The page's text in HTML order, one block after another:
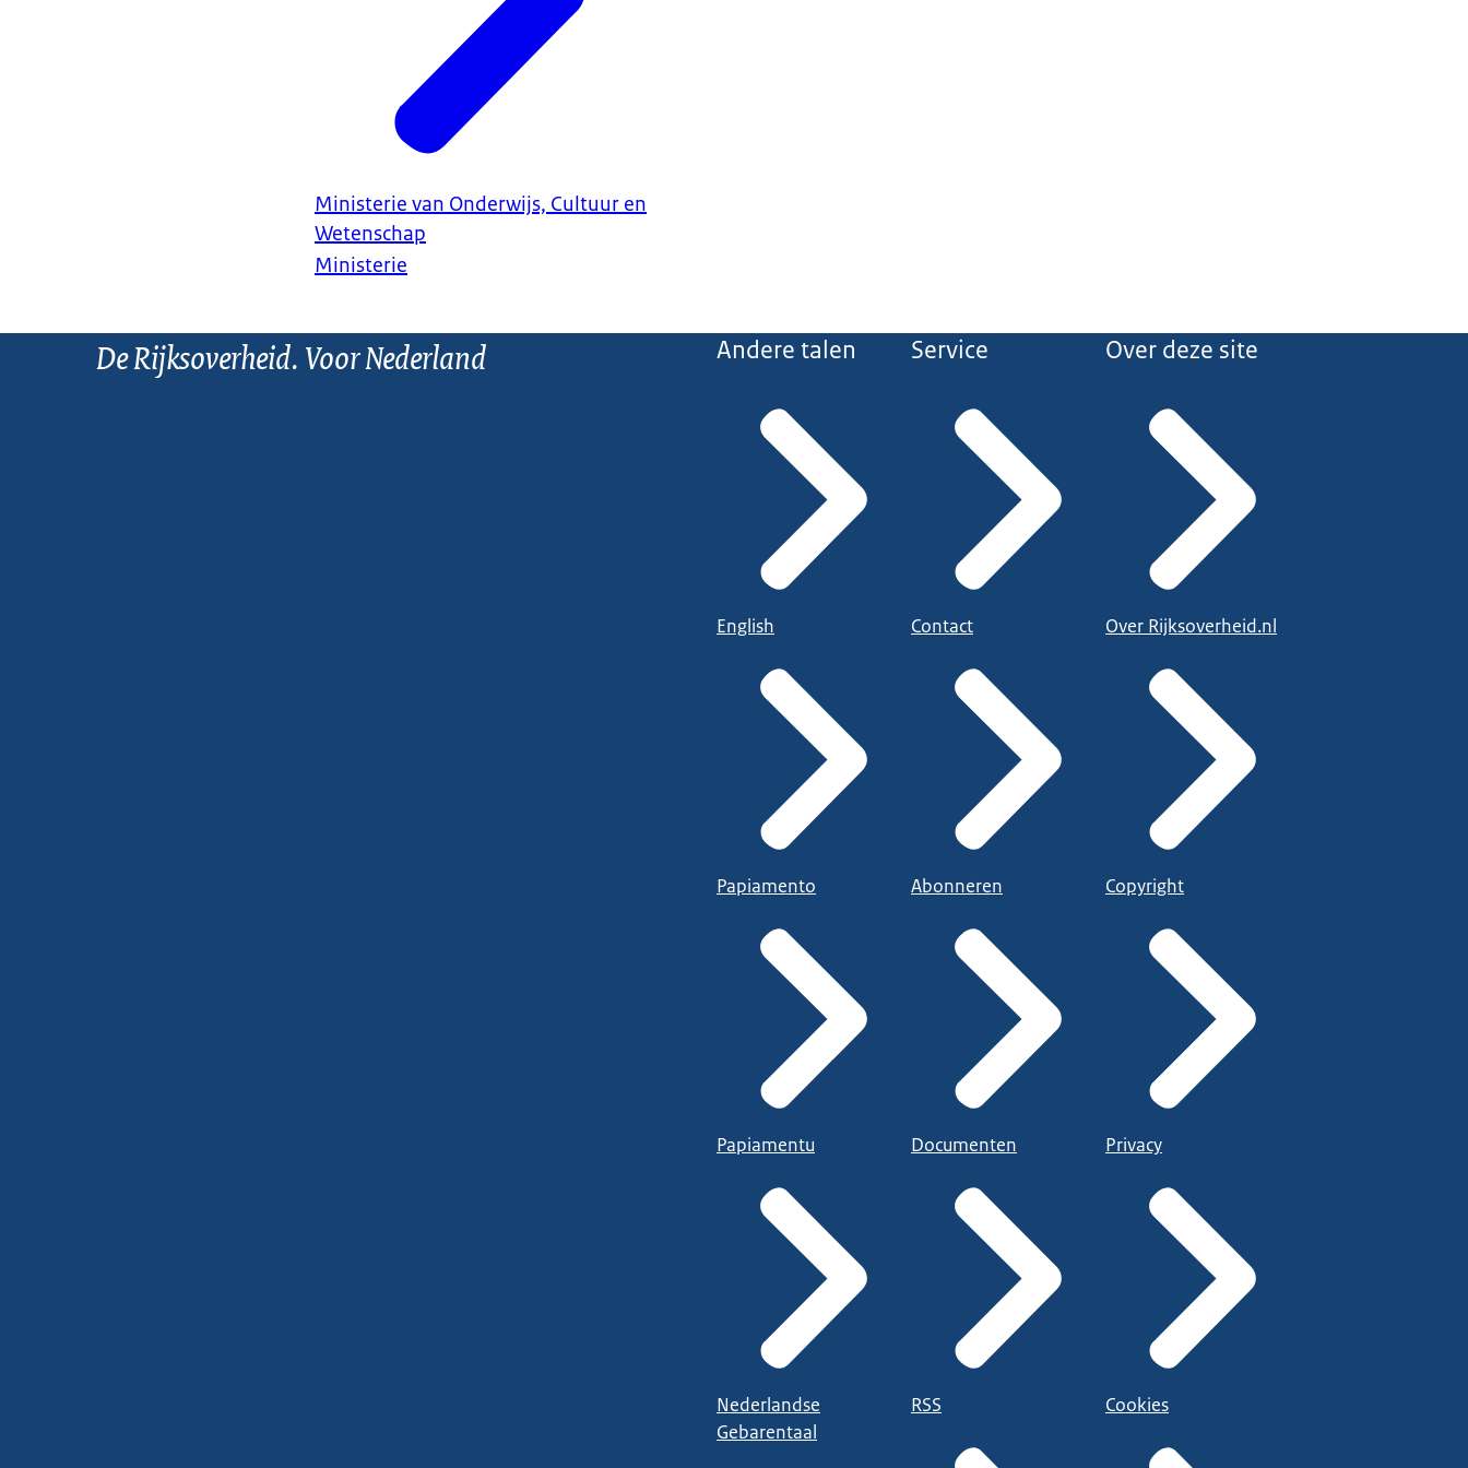
Ministerie van Onderwijs, Cultuur en
Wetenschap
Ministerie
De Rijksoverheid. Voor Nederland Andere talen
English
Papiamento
Papiamentu
Nederlandse
Gebarentaal
Service
Contact
Abonneren
Documenten
RSS
Over deze site
Over Rijksoverheid.nl
Copyright
Privacy
Cookies